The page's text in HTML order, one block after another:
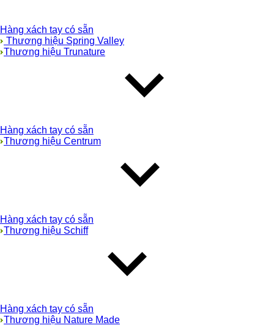
Hàng xách tay có sẵn
Thương hiệu Spring Valley
Thương hiệu Trunature
Hàng xách tay có sẵn
Thương hiệu Centrum
Hàng xách tay có sẵn
Thương hiệu Schiff
Hàng xách tay có sẵn
Thương hiệu Nature Made